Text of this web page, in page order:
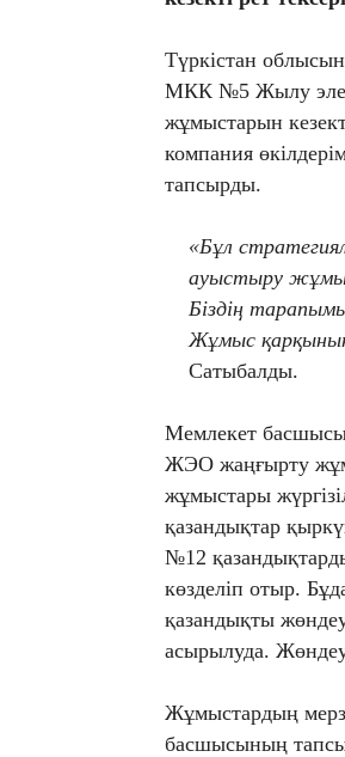
Түркістан
МКК №5 Жылу
жұмыстарын
компания
тапсырды.
«Бұл
ауыстыру
Біздің
Жұмыс
Сатыбалды.
Мемлекет
ЖЭО жаңғырту
жұмыстары
қазандықтар
№12
көзделіп отыр.
қазандықты
асырылуда.
Жұмыстардың
басшысының